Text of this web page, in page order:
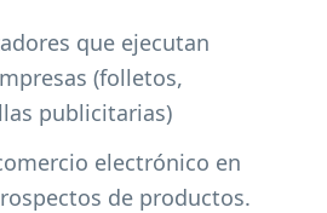
que ejecutan
(folletos,
publicitarias)
electrónico en
de productos.